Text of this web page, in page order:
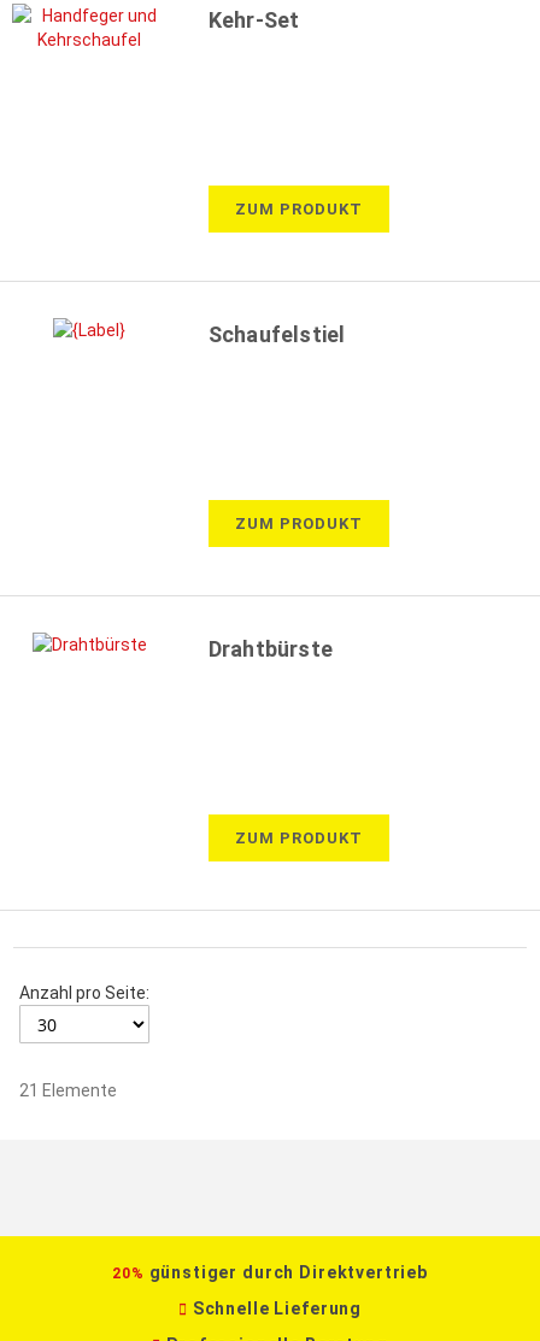
Kehr-Set
ZUM PRODUKT
Schaufelstiel
ZUM PRODUKT
Drahtbürste
ZUM PRODUKT
Anzahl pro Seite:
21 Elemente
20% günstiger durch Direktvertrieb
Schnelle Lieferung